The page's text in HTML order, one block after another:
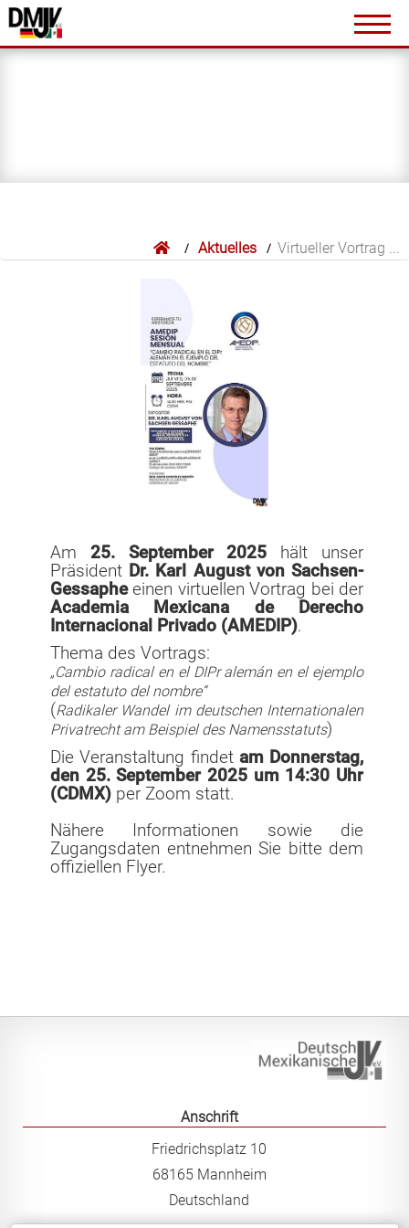
de Derecho Internacional Privado
Jahrestagung der Deutsch - Mexikanische Juristenverein
Jahrestagung der DMJV 2024
DMJV bei der Feier des mexikanischen
Unabhängigkeitstag dabei
Jahrestagung der DMJV 2023 - Programm und
Tagesordnung der MV
Mexikanische Richterin erklärt gesetzliche Obergrenze für
Gewinnbeteiligung für verfassungswidrig
Erfahrungsbericht: Als Anwalt in Mexiko
Vorstandssitzung am 16.02.2023
Energiepolitik
Mexiko: geplante Reform für Homeoffice-Arbeitsplätze
Vortrag Internationales Privatrecht von Prof. Dr. von
Sachsen Gessaphe
Tagungsbericht zur Jahrestagung 2021
Jahrestagung 2021 in Berlin
Jahrestagung 2020 rein virtuell
Aufsatz zum Thema Außenhandelsrecht
Trauer um ehemaliges Vorstandsmitglied
In Mexiko sind Beurkundungen nun auch in nahuatl und
maya möglich
Links und Literatur
Deutsch-Mexikanische Juristenvereinigung e.V.
Aktuelles Virtueller Vortrag ...
Am 25. September 2025 hält unser
Präsident Dr. Karl August von Sachsen-
Gessapheeinen virtuellen Vortrag bei der
Academia Mexicana de Derecho
Internacional Privado (AMEDIP).
Thema des Vortrags:
„Cambio radical en el DIPr alemán en el ejemplo
del estatuto del nombre“
(Radikaler Wandel im deutschen Internationalen
Privatrecht am Beispiel des Namensstatuts)
Die Veranstaltung findet am Donnerstag,
den 25. September 2025 um 14:30 Uhr
(CDMX) per Zoom statt.
Nähere Informationen sowie die
Zugangsdaten entnehmen Sie bitte dem
offiziellen Flyer.
Anschrift
Friedrichsplatz 10
68165 Mannheim
Deutschland